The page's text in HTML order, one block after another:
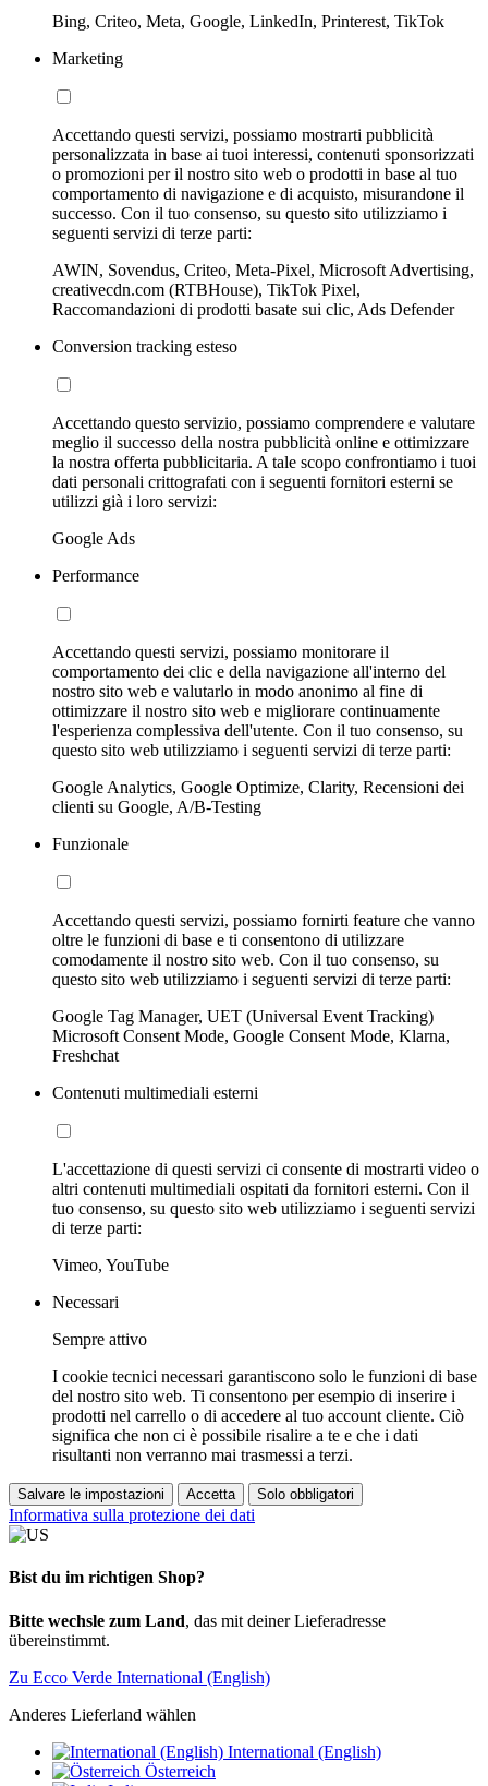
Bing, Criteo, Meta, Google, LinkedIn, Printerest, TikTok
Marketing
Accettando questi servizi, possiamo mostrarti pubblicità
personalizzata in base ai tuoi interessi, contenuti sponsorizzati
o promozioni per il nostro sito web o prodotti in base al tuo
comportamento di navigazione e di acquisto, misurandone il
successo. Con il tuo consenso, su questo sito utilizziamo i
seguenti servizi di terze parti:
AWIN, Sovendus, Criteo, Meta-Pixel, Microsoft Advertising,
creativecdn.com (RTBHouse), TikTok Pixel,
Raccomandazioni di prodotti basate sui clic, Ads Defender
Conversion tracking esteso
Accettando questo servizio, possiamo comprendere e valutare
meglio il successo della nostra pubblicità online e ottimizzare
la nostra offerta pubblicitaria. A tale scopo confrontiamo i tuoi
dati personali crittografati con i seguenti fornitori esterni se
utilizzi già i loro servizi:
Google Ads
Performance
Accettando questi servizi, possiamo monitorare il
comportamento dei clic e della navigazione all'interno del
nostro sito web e valutarlo in modo anonimo al fine di
ottimizzare il nostro sito web e migliorare continuamente
l'esperienza complessiva dell'utente. Con il tuo consenso, su
questo sito web utilizziamo i seguenti servizi di terze parti:
Google Analytics, Google Optimize, Clarity, Recensioni dei
clienti su Google, A/B-Testing
Funzionale
Accettando questi servizi, possiamo fornirti feature che vanno
oltre le funzioni di base e ti consentono di utilizzare
comodamente il nostro sito web. Con il tuo consenso, su
questo sito web utilizziamo i seguenti servizi di terze parti:
Google Tag Manager, UET (Universal Event Tracking)
Microsoft Consent Mode, Google Consent Mode, Klarna,
Freshchat
Contenuti multimediali esterni
L'accettazione di questi servizi ci consente di mostrarti video o
altri contenuti multimediali ospitati da fornitori esterni. Con il
tuo consenso, su questo sito web utilizziamo i seguenti servizi
di terze parti:
Vimeo, YouTube
Necessari
Sempre attivo
I cookie tecnici necessari garantiscono solo le funzioni di base
del nostro sito web. Ti consentono per esempio di inserire i
prodotti nel carrello o di accedere al tuo account cliente. Ciò
significa che non ci è possibile risalire a te e che i dati
risultanti non verranno mai trasmessi a terzi.
Salvare le impostazioni Accetta Solo obbligatori
Informativa sulla protezione dei dati
Bist du im richtigen Shop?
Bitte wechsle zum Land, das mit deiner Lieferadresse
übereinstimmt.
Zu Ecco Verde International (English)
Anderes Lieferland wählen
International (English)
Österreich